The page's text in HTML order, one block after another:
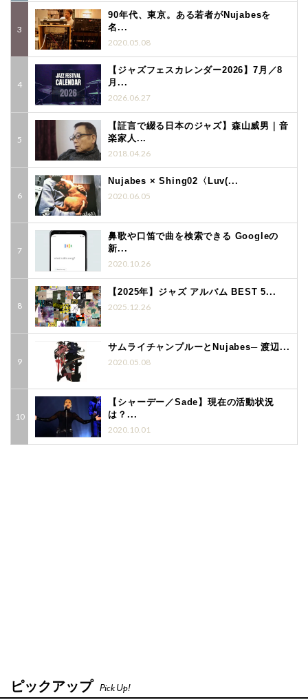
90年代、東京。ある若者がNujabesを
名...
2020.05.08
【ジャズフェスカレンダー2026】7月／8
月...
2026.06.27
【証言で綴る日本のジャズ】森山威男｜音
楽家人...
2018.04.26
Nujabes × Shing02〈Luv(...
2020.06.05
鼻歌や口笛で曲を検索できる Googleの
新...
2020.10.26
【2025年】ジャズ アルバム BEST 5...
2025.12.26
サムライチャンプルーとNujabes─ 渡辺...
2020.05.08
【シャーデー／Sade】現在の活動状況
は？...
2020.10.01
ピックアップ Pick Up!